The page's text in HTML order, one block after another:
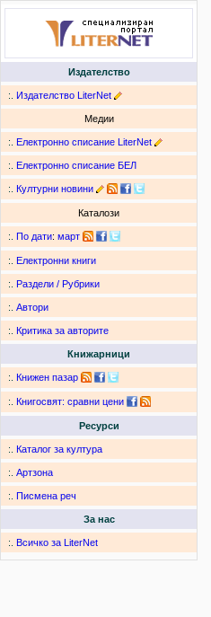
Издателство
:. Издателство LiterNet
Медии
:. Електронно списание LiterNet
:. Електронно списание БЕЛ
:. Културни новини
Каталози
:. По дати: март
:. Електронни книги
:. Раздели / Рубрики
:. Автори
:. Критика за авторите
Книжарници
:. Книжен пазар
:. Книгосвят: сравни цени
Ресурси
:. Каталог за култура
:. Артзона
:. Писмена реч
За нас
:. Всичко за LiterNet